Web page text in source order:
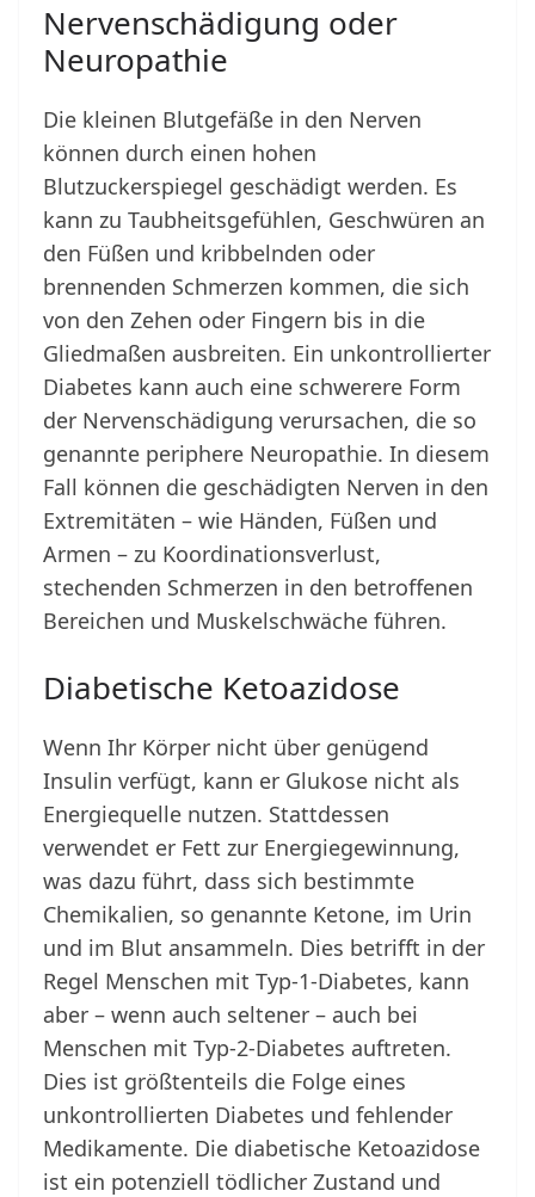
Nervenschädigung oder
Neuropathie
Die kleinen Blutgefäße in den Nerven
können durch einen hohen
Blutzuckerspiegel geschädigt werden. Es
kann zu Taubheitsgefühlen, Geschwüren an
den Füßen und kribbelnden oder
brennenden Schmerzen kommen, die sich
von den Zehen oder Fingern bis in die
Gliedmaßen ausbreiten. Ein unkontrollierter
Diabetes kann auch eine schwerere Form
der Nervenschädigung verursachen, die so
genannte periphere Neuropathie. In diesem
Fall können die geschädigten Nerven in den
Extremitäten – wie Händen, Füßen und
Armen – zu Koordinationsverlust,
stechenden Schmerzen in den betroffenen
Bereichen und Muskelschwäche führen.
Diabetische Ketoazidose
Wenn Ihr Körper nicht über genügend
Insulin verfügt, kann er Glukose nicht als
Energiequelle nutzen. Stattdessen
verwendet er Fett zur Energiegewinnung,
was dazu führt, dass sich bestimmte
Chemikalien, so genannte Ketone, im Urin
und im Blut ansammeln. Dies betrifft in der
Regel Menschen mit Typ-1-Diabetes, kann
aber – wenn auch seltener – auch bei
Menschen mit Typ-2-Diabetes auftreten.
Dies ist größtenteils die Folge eines
unkontrollierten Diabetes und fehlender
Medikamente. Die diabetische Ketoazidose
ist ein potenziell tödlicher Zustand und